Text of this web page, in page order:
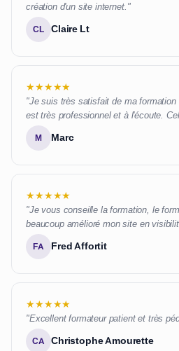
création d'un site internet."
CL Claire Lt
★★★★★
"Je suis très satisfait de ma
est très professionnel et à l'écoute.
M Marc
★★★★★
"Je vous conseille la formation, le
beaucoup amélioré mon site en
FA Fred Affortit
★★★★★
"Excellent formateur patient et très
CA Christophe Amourette